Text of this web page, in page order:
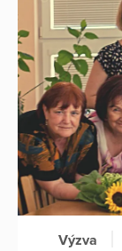
Výzva